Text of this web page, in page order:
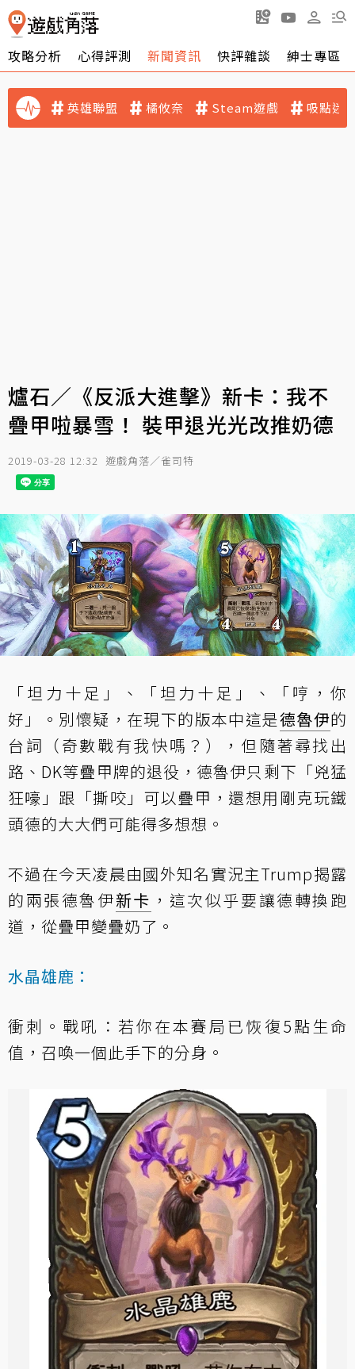
攻略分析 心得評測 新聞資訊 快評雜談 紳士專區
英雄聯盟 橘攸奈 Steam遊戲 吸點迷
爐石／《反派大進擊》新卡：我不
疊甲啦暴雪！ 裝甲退光光改推奶德
2019-03-28 12:32 遊戲角落／雀司特
「坦力十足」、「坦力十足」、「哼，你
好」。別懷疑，在現下的版本中這是德魯伊的
台詞（奇數戰有我快嗎？），但隨著尋找出
路、DK等疊甲牌的退役，德魯伊只剩下「兇猛
狂嚎」跟「撕咬」可以疊甲，還想用剛克玩鐵
頭德的大大們可能得多想想。
不過在今天凌晨由國外知名實況主Trump揭露
的兩張德魯伊新卡 ，這次似乎要讓德轉換跑
道，從疊甲變疊奶了。
水晶雄鹿：
衝刺。戰吼：若你在本賽局已恢復5點生命
值，召喚一個此手下的分身。